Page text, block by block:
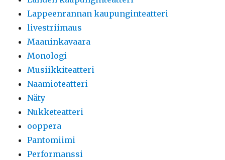
Lappeenrannan kaupunginteatteri
livestriimaus
Maaninkavaara
Monologi
Musiikkiteatteri
Naamioteatteri
Näty
Nukketeatteri
ooppera
Pantomiimi
Performanssi